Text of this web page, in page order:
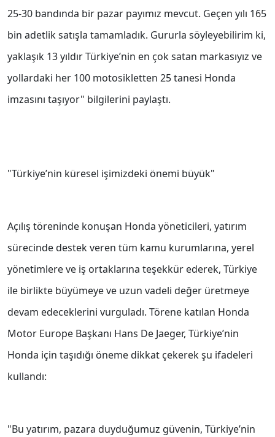
25-30 bandında bir pazar payımız mevcut. Geçen yılı 165
bin adetlik satışla tamamladık. Gururla söyleyebilirim ki,
yaklaşık 13 yıldır Türkiye’nin en çok satan markasıyız ve
yollardaki her 100 motosikletten 25 tanesi Honda
imzasını taşıyor" bilgilerini paylaştı.
"Türkiye’nin küresel işimizdeki önemi büyük"
Açılış töreninde konuşan Honda yöneticileri, yatırım
sürecinde destek veren tüm kamu kurumlarına, yerel
yönetimlere ve iş ortaklarına teşekkür ederek, Türkiye
ile birlikte büyümeye ve uzun vadeli değer üretmeye
devam edeceklerini vurguladı. Törene katılan Honda
Motor Europe Başkanı Hans De Jaeger, Türkiye’nin
Honda için taşıdığı öneme dikkat çekerek şu ifadeleri
kullandı:
"Bu yatırım, pazara duyduğumuz güvenin, Türkiye’nin